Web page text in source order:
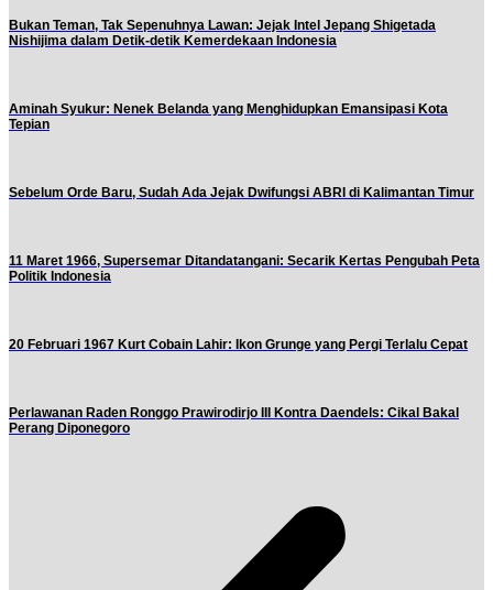
Bukan Teman, Tak Sepenuhnya Lawan: Jejak Intel Jepang Shigetada
Nishijima dalam Detik-detik Kemerdekaan Indonesia
Aminah Syukur: Nenek Belanda yang Menghidupkan Emansipasi Kota
Tepian
Sebelum Orde Baru, Sudah Ada Jejak Dwifungsi ABRI di Kalimantan Timur
11 Maret 1966, Supersemar Ditandatangani: Secarik Kertas Pengubah Peta
Politik Indonesia
20 Februari 1967 Kurt Cobain Lahir: Ikon Grunge yang Pergi Terlalu Cepat
Perlawanan Raden Ronggo Prawirodirjo III Kontra Daendels: Cikal Bakal
Perang Diponegoro